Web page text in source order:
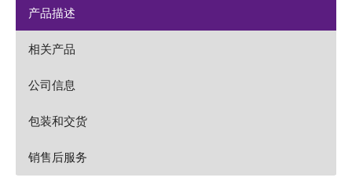
产品描述
相关产品
公司信息
包装和交货
销售后服务